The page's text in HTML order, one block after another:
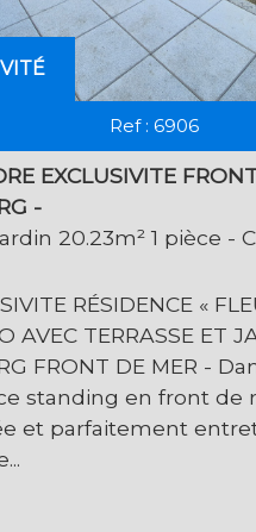
Ref : 6906
EXCLUSIVITE
-
20.23m² 1 pièce -
RÉSIDENCE «
AVEC TERRASSE ET
FRONT DE MER -
standing en front de
et parfaitement